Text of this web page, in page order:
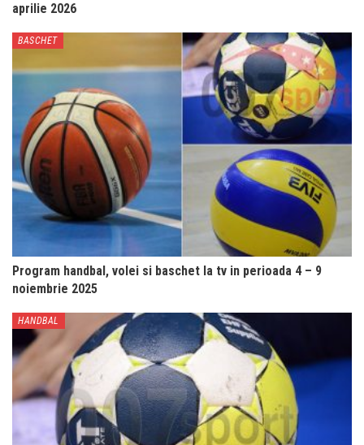
aprilie 2026
BASCHET
Program handbal, volei si baschet la tv in perioada 4 – 9
noiembrie 2025
HANDBAL